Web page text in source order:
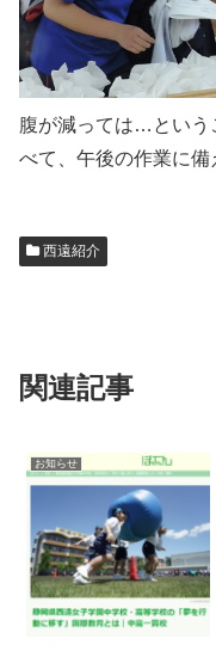
腹が減っては…という
べて、午後の作業に備
西遠紹介
関連記事
お知らせ